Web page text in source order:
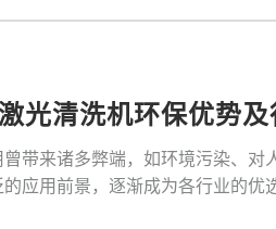
光清洗机环保优势及
带来诸多弊端，如环境污染、
应用前景，逐渐成为各行业的优